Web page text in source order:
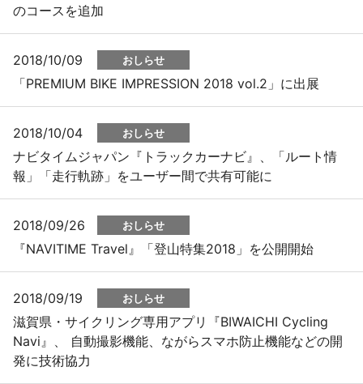
のコースを追加
2018/10/09 おしらせ
「PREMIUM BIKE IMPRESSION 2018 vol.2」に出展
2018/10/04 おしらせ
ナビタイムジャパン『トラックカーナビ』、「ルート情
報」「走行軌跡」をユーザー間で共有可能に
2018/09/26 おしらせ
『NAVITIME Travel』「登山特集2018」を公開開始
2018/09/19 おしらせ
滋賀県・サイクリング専用アプリ『BIWAICHI Cycling
Navi』、 自動撮影機能、ながらスマホ防止機能などの開
発に技術協力